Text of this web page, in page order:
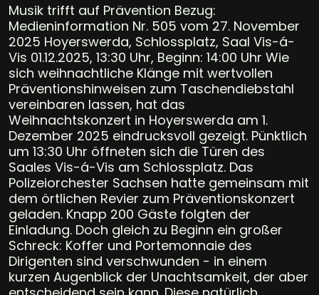
Musik trifft auf Prävention Bezug:
Medieninformation Nr. 505 vom 27. November
2025 Hoyerswerda, Schlossplatz, Saal Vis-á-
Vis 01.12.2025, 13:30 Uhr, Beginn: 14:00 Uhr Wie
sich weihnachtliche Klänge mit wertvollen
Präventionshinweisen zum Taschendiebstahl
vereinbaren lassen, hat das
Weihnachtskonzert in Hoyerswerda am 1.
Dezember 2025 eindrucksvoll gezeigt. Pünktlich
um 13:30 Uhr öffneten sich die Türen des
Saales Vis-á-Vis am Schlossplatz. Das
Polizeiorchester Sachsen hatte gemeinsam mit
dem örtlichen Revier zum Präventionskonzert
geladen. Knapp 200 Gäste folgten der
Einladung. Doch gleich zu Beginn ein großer
Schreck: Koffer und Portemonnaie des
Dirigenten sind verschwunden - in einem
kurzen Augenblick der Unachtsamkeit, der aber